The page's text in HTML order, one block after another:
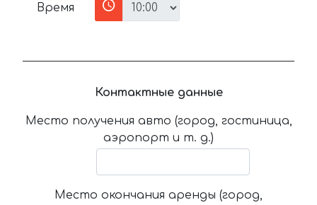
Время
Контактные данные
Место получения авто (город, гостиница,
аэропорт и т. д.)
Место окончания аренды (город,